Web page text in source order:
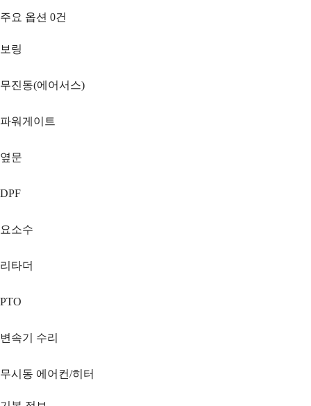
주요 옵션 0건
보링
무진동(에어서스)
파워게이트
옆문
DPF
요소수
리타더
PTO
변속기 수리
무시동 에어컨/히터